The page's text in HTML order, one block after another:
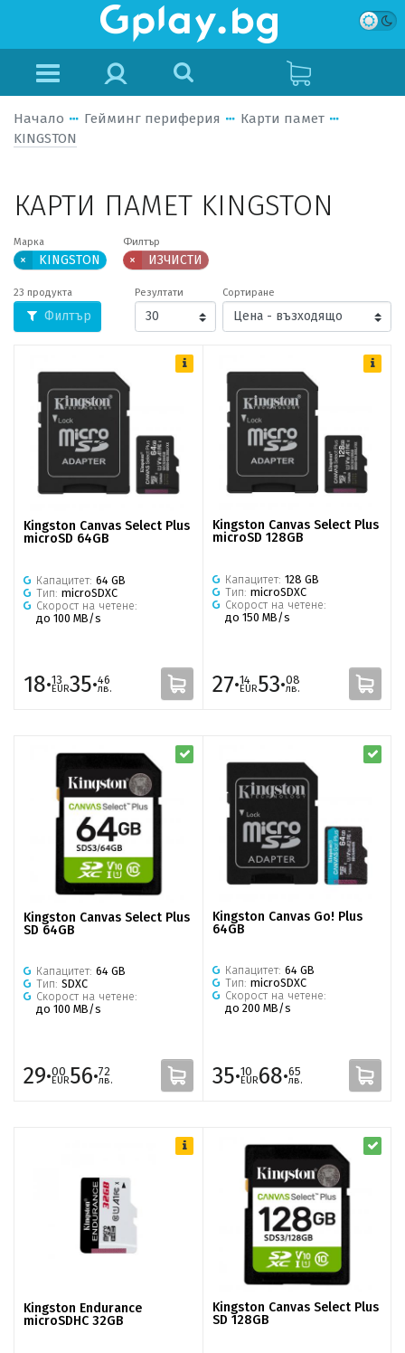
Начало Гейминг периферия
Карти памет
KINGSTON
КАРТИ ПАМЕТ KINGSTON
Марка
× KINGSTON
Филтър
× ИЗЧИСТИ
23 продукта
Филтър
Резултати Сортиране
Kingston Canvas Select Plus
microSD 64GB
Капацитет: 64 GB
Тип: microSDXC
Скорост на четене:
до 100 MB/s
18·13
EUR35·46
лв.
Kingston Canvas Select Plus
microSD 128GB
Капацитет: 128 GB
Тип: microSDXC
Скорост на четене:
до 150 MB/s
27·14
EUR53·08
лв.
Kingston Canvas Select Plus
SD 64GB
Капацитет: 64 GB
Тип: SDXC
Скорост на четене:
до 100 MB/s
29·00
EUR56·72
лв.
Kingston Canvas Go! Plus
64GB
Капацитет: 64 GB
Тип: microSDXC
Скорост на четене:
до 200 MB/s
35·10
EUR68·65
лв.
Kingston Endurance
microSDHC 32GB
Kingston Canvas Select Plus
SD 128GB